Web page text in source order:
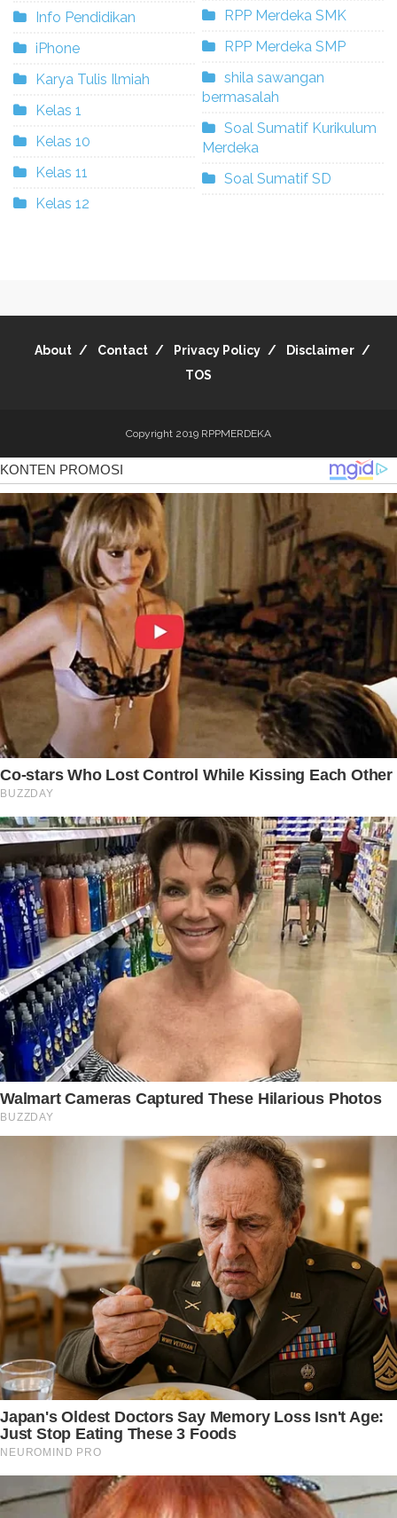
Info Pendidikan
iPhone
Karya Tulis Ilmiah
Kelas 1
Kelas 10
Kelas 11
Kelas 12
RPP Merdeka SMK
RPP Merdeka SMP
shila sawangan
bermasalah
Soal Sumatif Kurikulum
Merdeka
Soal Sumatif SD
About Contact Privacy Policy
Disclaimer
TOS
Copyright 2019 RPPMERDEKA